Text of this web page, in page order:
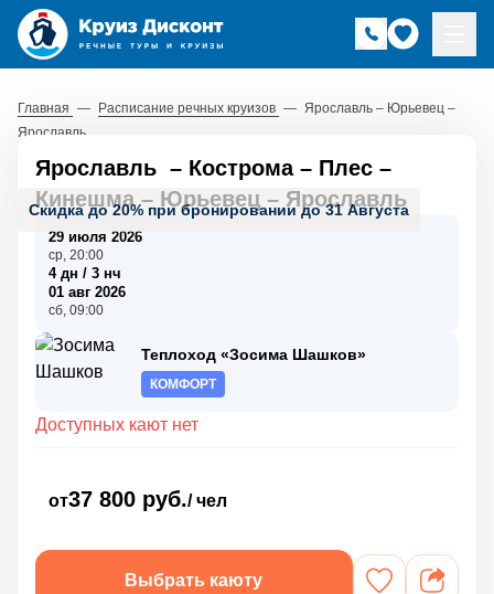
Главная — Расписание речных круизов — Ярославль – Юрьевец –
Ярославль
Скидка до 20% при бронировании до 31 Августа
Ярославль – Кострома– Плес –
Кинешма– Юрьевец – Ярославль
29 июля 2026
ср, 20:00
4 дн / 3 нч
01 авг 2026
сб, 09:00
Теплоход «Зосима Шашков»
КОМФОРТ
Доступных кают нет
от37 800 руб./ чел
Выбрать каюту